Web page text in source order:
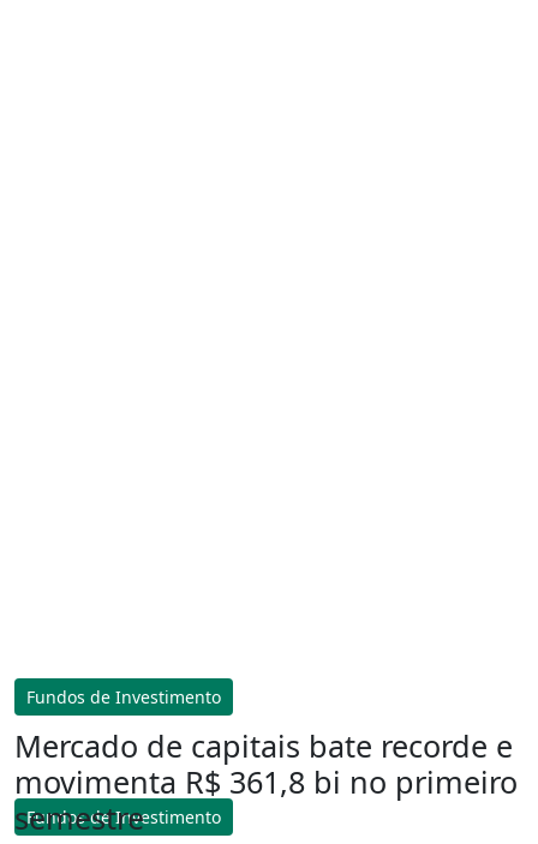
Fundos de Investimento
Fundos de Investimento
Mercado de capitais bate recorde e
movimenta R$ 361,8 bi no primeiro
semestre